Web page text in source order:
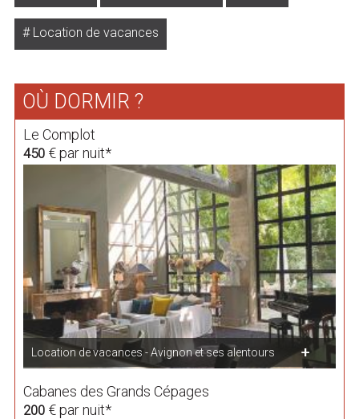
Location de vacances
OÙ DORMIR ?
Le Complot
450€ par nuit*
Location de vacances - Avignon et ses alentours
Cabanes des Grands Cépages
200€ par nuit*